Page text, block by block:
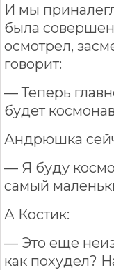
И мы
была
осмотрел,
говорит:
— Теперь
будет
Андрюшка
— Я буду
самый
А Костик:
— Это еще
как похудел?